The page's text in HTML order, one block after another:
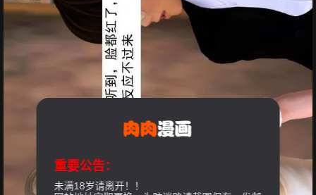
重要公告：
未满18岁请离开！！